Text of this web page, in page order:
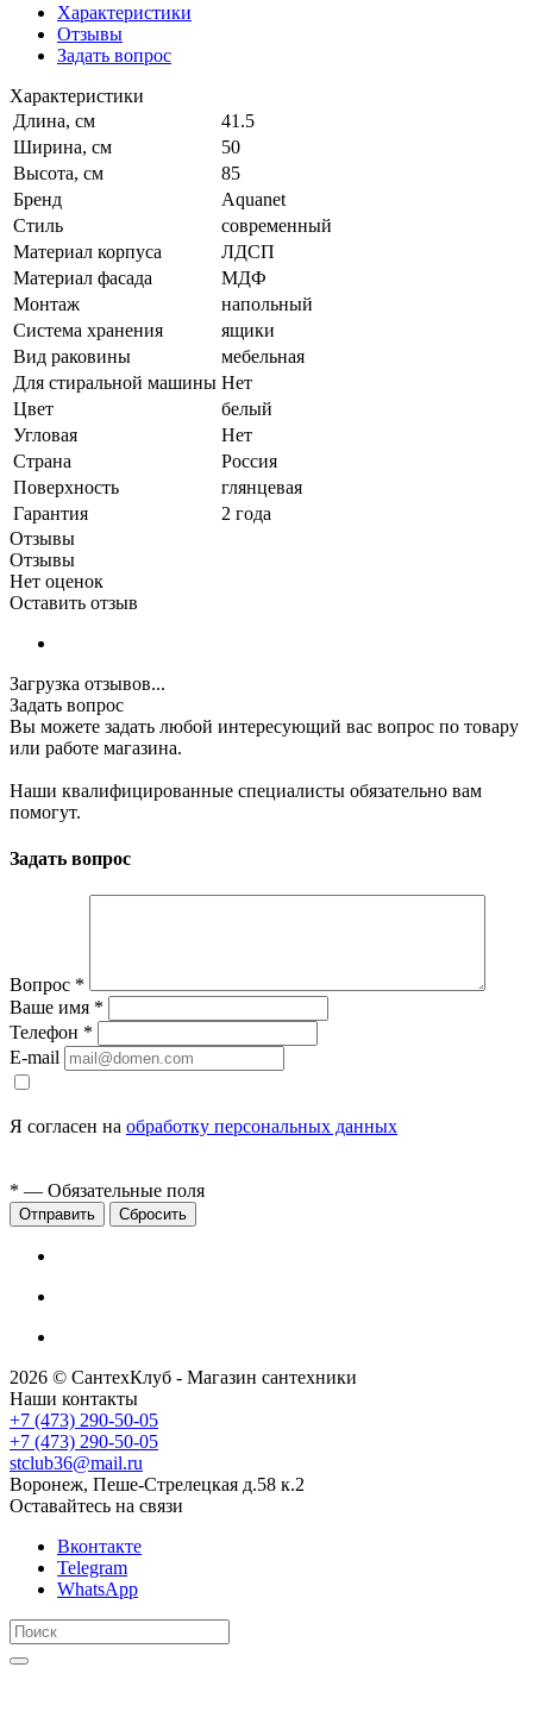
Характеристики
Отзывы
Задать вопрос
Характеристики
Длина, см
41.5
Ширина, см
50
Высота, см
85
Бренд
Aquanet
Стиль
современный
Материал корпуса
ЛДСП
Материал фасада
МДФ
Монтаж
напольный
Система хранения
ящики
Вид раковины
мебельная
Для стиральной машины Нет
Цвет
белый
Угловая
Нет
Страна
Россия
Поверхность
глянцевая
Гарантия
2 года
Отзывы
Отзывы
Нет оценок
Оставить отзыв
Загрузка отзывов...
Задать вопрос
Вы можете задать любой интересующий вас вопрос по товару
или работе магазина.
Наши квалифицированные специалисты обязательно вам
помогут.
Задать вопрос
Вопрос *
Ваше имя *
Телефон *
E-mail
Я согласен на обработку персональных данных
* — Обязательные поля
Сбросить
2026 © СантехКлуб - Магазин сантехники
Наши контакты
+7 (473) 290-50-05
+7 (473) 290-50-05
stclub36@mail.ru
Воронеж, Пеше-Стрелецкая д.58 к.2
Оставайтесь на связи
Вконтакте
Telegram
WhatsApp